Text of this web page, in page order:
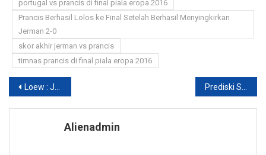
portugal vs prancis di final piala eropa 2016
Prancis Berhasil Lolos ke Final Setelah Berhasil Menyingkirkan
Jerman 2-0
skor akhir jerman vs prancis
timnas prancis di final piala eropa 2016
Navigasi
pos
Loew : Jerman Telah Menemukan Beberapa Kelemahan Prancis
Alienadmin